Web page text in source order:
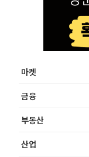
마켓
금융
부동산
산업